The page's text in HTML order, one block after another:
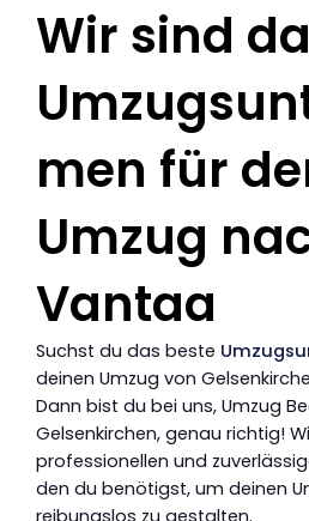
Wir sind
men für
Umzug
Vantaa
Suchst du das beste
deinen Umzug von
Dann bist du bei uns, Umzug
Gelsenkirchen, genau richtig!
professionellen und
den du benötigst, um deinen
reibungslos zu gestalten.